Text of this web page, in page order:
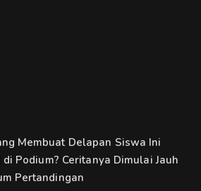
Membuat Delapan Siswa Ini
Podium? Ceritanya Dimulai Jauh
Pertandingan